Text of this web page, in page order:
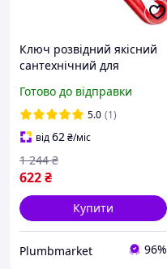
Ключ розвідний якісний
сантехнічний для
ремонту авто 155 мм 0-41
мм Ultra
Готово до відправки
5.0 (1)
від62₴/міс
622₴
1 244 ₴
Купити
Plumbmarket 96%